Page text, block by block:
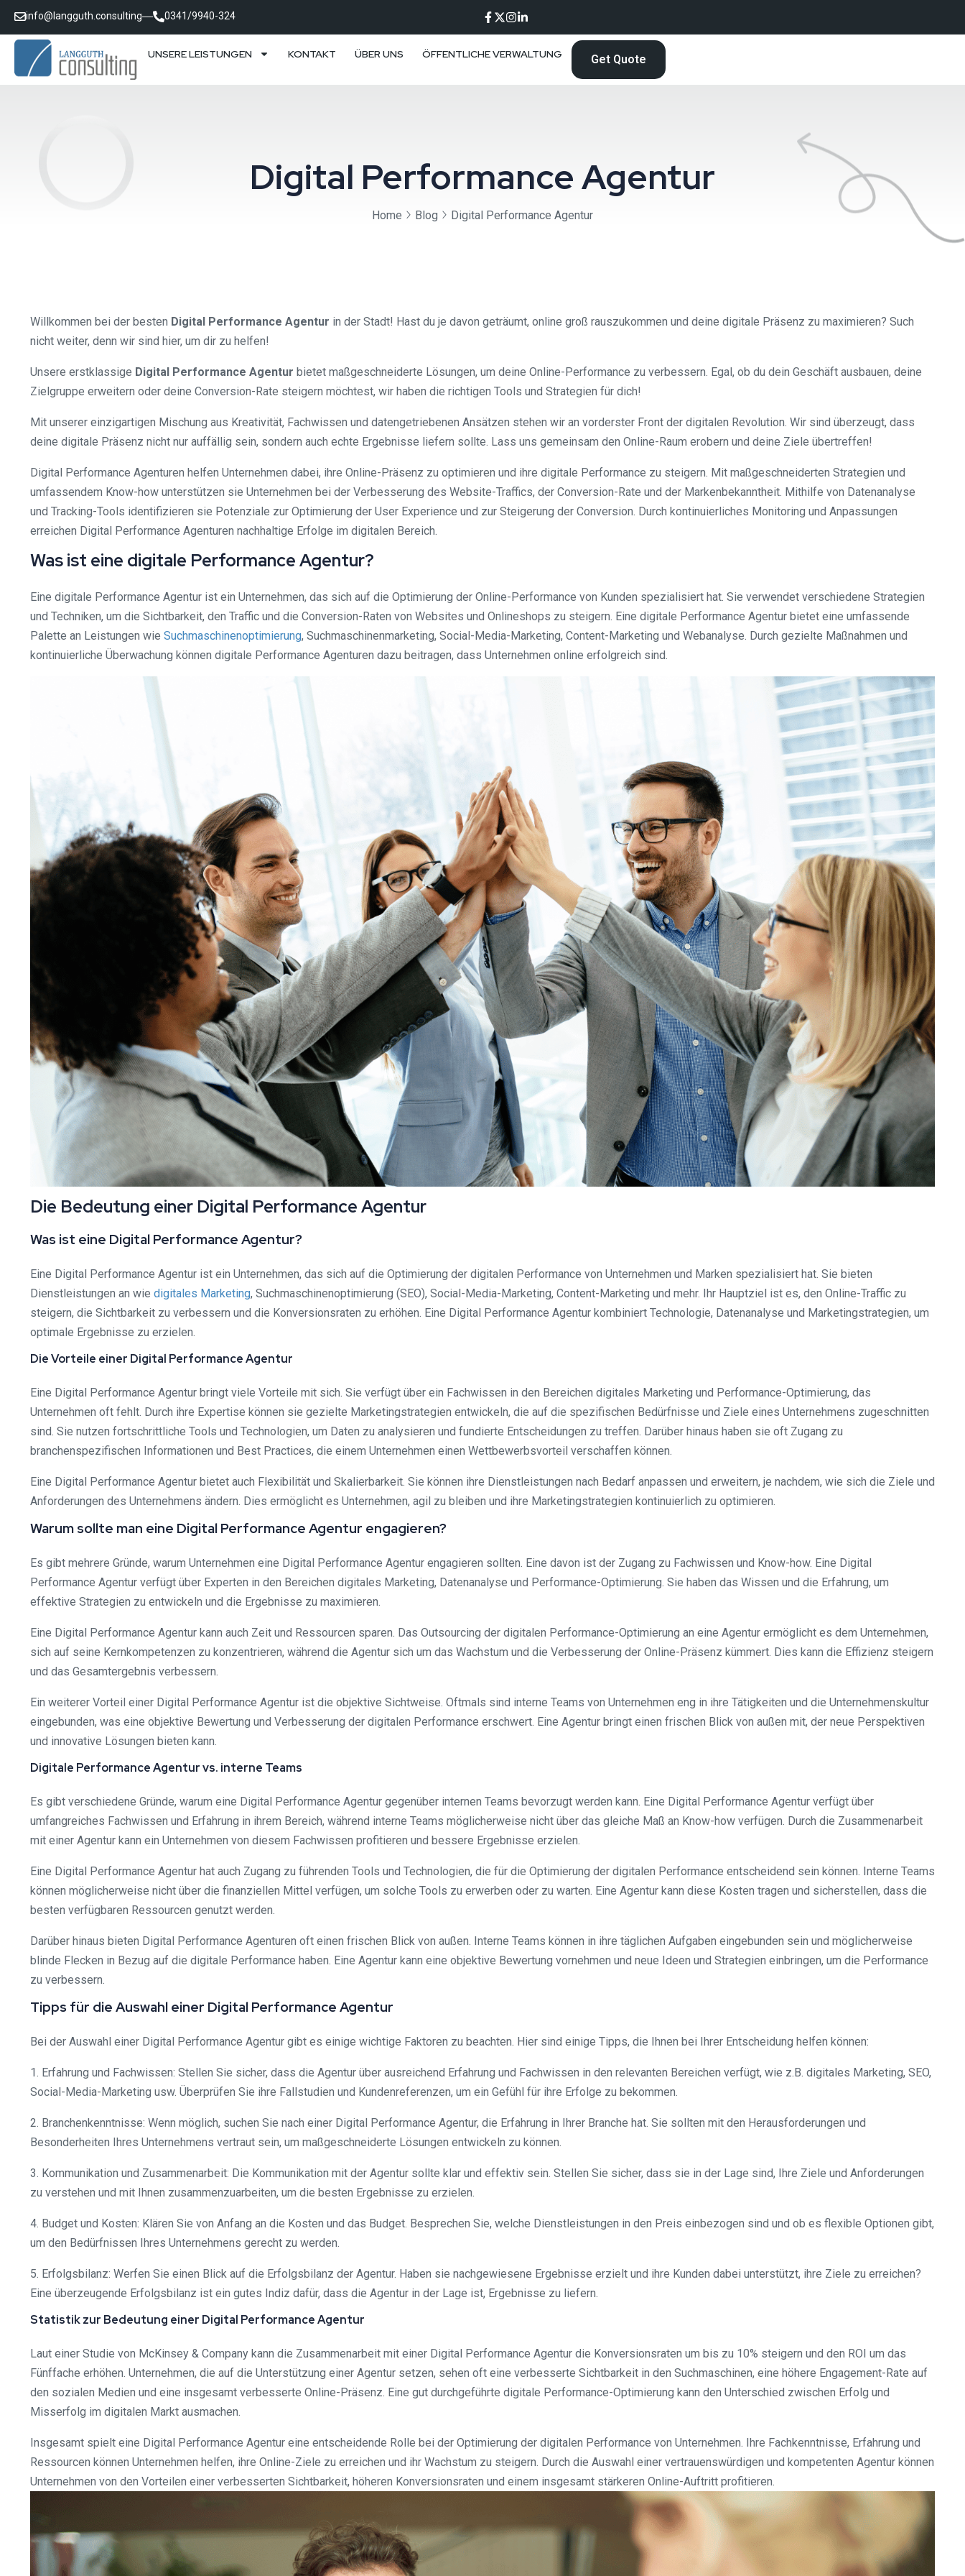
info@langguth.consulting 0341/9940-324
UNSERE LEISTUNGEN KONTAKT ÜBER UNS ÖFFENTLICHE VERWALTUNG Get Quote
Digital Performance Agentur
Home Blog Digital Performance Agentur
Willkommen bei der besten Digital Performance Agentur in der Stadt! Hast du je davon geträumt, online groß rauszukommen und deine digitale Präsenz zu maximieren? Such
nicht weiter, denn wir sind hier, um dir zu helfen!
Unsere erstklassige Digital Performance Agentur bietet maßgeschneiderte Lösungen, um deine Online-Performance zu verbessern. Egal, ob du dein Geschäft ausbauen, deine
Zielgruppe erweitern oder deine Conversion-Rate steigern möchtest, wir haben die richtigen Tools und Strategien für dich!
Mit unserer einzigartigen Mischung aus Kreativität, Fachwissen und datengetriebenen Ansätzen stehen wir an vorderster Front der digitalen Revolution. Wir sind überzeugt, dass
deine digitale Präsenz nicht nur auffällig sein, sondern auch echte Ergebnisse liefern sollte. Lass uns gemeinsam den Online-Raum erobern und deine Ziele übertreffen!
Digital Performance Agenturen helfen Unternehmen dabei, ihre Online-Präsenz zu optimieren und ihre digitale Performance zu steigern. Mit maßgeschneiderten Strategien und
umfassendem Know-how unterstützen sie Unternehmen bei der Verbesserung des Website-Traffics, der Conversion-Rate und der Markenbekanntheit. Mithilfe von Datenanalyse
und Tracking-Tools identifizieren sie Potenziale zur Optimierung der User Experience und zur Steigerung der Conversion. Durch kontinuierliches Monitoring und Anpassungen
erreichen Digital Performance Agenturen nachhaltige Erfolge im digitalen Bereich.
Was ist eine digitale Performance Agentur?
Eine digitale Performance Agentur ist ein Unternehmen, das sich auf die Optimierung der Online-Performance von Kunden spezialisiert hat. Sie verwendet verschiedene Strategien
und Techniken, um die Sichtbarkeit, den Traffic und die Conversion-Raten von Websites und Onlineshops zu steigern. Eine digitale Performance Agentur bietet eine umfassende
Palette an Leistungen wie Suchmaschinenoptimierung, Suchmaschinenmarketing, Social-Media-Marketing, Content-Marketing und Webanalyse. Durch gezielte Maßnahmen und
kontinuierliche Überwachung können digitale Performance Agenturen dazu beitragen, dass Unternehmen online erfolgreich sind.
Die Bedeutung einer Digital Performance Agentur
Was ist eine Digital Performance Agentur?
Eine Digital Performance Agentur ist ein Unternehmen, das sich auf die Optimierung der digitalen Performance von Unternehmen und Marken spezialisiert hat. Sie bieten
Dienstleistungen an wie digitales Marketing, Suchmaschinenoptimierung (SEO), Social-Media-Marketing, Content-Marketing und mehr. Ihr Hauptziel ist es, den Online-Traffic zu
steigern, die Sichtbarkeit zu verbessern und die Konversionsraten zu erhöhen. Eine Digital Performance Agentur kombiniert Technologie, Datenanalyse und Marketingstrategien, um
optimale Ergebnisse zu erzielen.
Die Vorteile einer Digital Performance Agentur
Eine Digital Performance Agentur bringt viele Vorteile mit sich. Sie verfügt über ein Fachwissen in den Bereichen digitales Marketing und Performance-Optimierung, das
Unternehmen oft fehlt. Durch ihre Expertise können sie gezielte Marketingstrategien entwickeln, die auf die spezifischen Bedürfnisse und Ziele eines Unternehmens zugeschnitten
sind. Sie nutzen fortschrittliche Tools und Technologien, um Daten zu analysieren und fundierte Entscheidungen zu treffen. Darüber hinaus haben sie oft Zugang zu
branchenspezifischen Informationen und Best Practices, die einem Unternehmen einen Wettbewerbsvorteil verschaffen können.
Eine Digital Performance Agentur bietet auch Flexibilität und Skalierbarkeit. Sie können ihre Dienstleistungen nach Bedarf anpassen und erweitern, je nachdem, wie sich die Ziele und
Anforderungen des Unternehmens ändern. Dies ermöglicht es Unternehmen, agil zu bleiben und ihre Marketingstrategien kontinuierlich zu optimieren.
Warum sollte man eine Digital Performance Agentur engagieren?
Es gibt mehrere Gründe, warum Unternehmen eine Digital Performance Agentur engagieren sollten. Eine davon ist der Zugang zu Fachwissen und Know-how. Eine Digital
Performance Agentur verfügt über Experten in den Bereichen digitales Marketing, Datenanalyse und Performance-Optimierung. Sie haben das Wissen und die Erfahrung, um
effektive Strategien zu entwickeln und die Ergebnisse zu maximieren.
Eine Digital Performance Agentur kann auch Zeit und Ressourcen sparen. Das Outsourcing der digitalen Performance-Optimierung an eine Agentur ermöglicht es dem Unternehmen,
sich auf seine Kernkompetenzen zu konzentrieren, während die Agentur sich um das Wachstum und die Verbesserung der Online-Präsenz kümmert. Dies kann die Effizienz steigern
und das Gesamtergebnis verbessern.
Ein weiterer Vorteil einer Digital Performance Agentur ist die objektive Sichtweise. Oftmals sind interne Teams von Unternehmen eng in ihre Tätigkeiten und die Unternehmenskultur
eingebunden, was eine objektive Bewertung und Verbesserung der digitalen Performance erschwert. Eine Agentur bringt einen frischen Blick von außen mit, der neue Perspektiven
und innovative Lösungen bieten kann.
Digitale Performance Agentur vs. interne Teams
Es gibt verschiedene Gründe, warum eine Digital Performance Agentur gegenüber internen Teams bevorzugt werden kann. Eine Digital Performance Agentur verfügt über
umfangreiches Fachwissen und Erfahrung in ihrem Bereich, während interne Teams möglicherweise nicht über das gleiche Maß an Know-how verfügen. Durch die Zusammenarbeit
mit einer Agentur kann ein Unternehmen von diesem Fachwissen profitieren und bessere Ergebnisse erzielen.
Eine Digital Performance Agentur hat auch Zugang zu führenden Tools und Technologien, die für die Optimierung der digitalen Performance entscheidend sein können. Interne Teams
können möglicherweise nicht über die finanziellen Mittel verfügen, um solche Tools zu erwerben oder zu warten. Eine Agentur kann diese Kosten tragen und sicherstellen, dass die
besten verfügbaren Ressourcen genutzt werden.
Darüber hinaus bieten Digital Performance Agenturen oft einen frischen Blick von außen. Interne Teams können in ihre täglichen Aufgaben eingebunden sein und möglicherweise
blinde Flecken in Bezug auf die digitale Performance haben. Eine Agentur kann eine objektive Bewertung vornehmen und neue Ideen und Strategien einbringen, um die Performance
zu verbessern.
Tipps für die Auswahl einer Digital Performance Agentur
Bei der Auswahl einer Digital Performance Agentur gibt es einige wichtige Faktoren zu beachten. Hier sind einige Tipps, die Ihnen bei Ihrer Entscheidung helfen können:
1. Erfahrung und Fachwissen: Stellen Sie sicher, dass die Agentur über ausreichend Erfahrung und Fachwissen in den relevanten Bereichen verfügt, wie z.B. digitales Marketing, SEO,
Social-Media-Marketing usw. Überprüfen Sie ihre Fallstudien und Kundenreferenzen, um ein Gefühl für ihre Erfolge zu bekommen.
2. Branchenkenntnisse: Wenn möglich, suchen Sie nach einer Digital Performance Agentur, die Erfahrung in Ihrer Branche hat. Sie sollten mit den Herausforderungen und
Besonderheiten Ihres Unternehmens vertraut sein, um maßgeschneiderte Lösungen entwickeln zu können.
3. Kommunikation und Zusammenarbeit: Die Kommunikation mit der Agentur sollte klar und effektiv sein. Stellen Sie sicher, dass sie in der Lage sind, Ihre Ziele und Anforderungen
zu verstehen und mit Ihnen zusammenzuarbeiten, um die besten Ergebnisse zu erzielen.
4. Budget und Kosten: Klären Sie von Anfang an die Kosten und das Budget. Besprechen Sie, welche Dienstleistungen in den Preis einbezogen sind und ob es flexible Optionen gibt,
um den Bedürfnissen Ihres Unternehmens gerecht zu werden.
5. Erfolgsbilanz: Werfen Sie einen Blick auf die Erfolgsbilanz der Agentur. Haben sie nachgewiesene Ergebnisse erzielt und ihre Kunden dabei unterstützt, ihre Ziele zu erreichen?
Eine überzeugende Erfolgsbilanz ist ein gutes Indiz dafür, dass die Agentur in der Lage ist, Ergebnisse zu liefern.
Statistik zur Bedeutung einer Digital Performance Agentur
Laut einer Studie von McKinsey & Company kann die Zusammenarbeit mit einer Digital Performance Agentur die Konversionsraten um bis zu 10% steigern und den ROI um das
Fünffache erhöhen. Unternehmen, die auf die Unterstützung einer Agentur setzen, sehen oft eine verbesserte Sichtbarkeit in den Suchmaschinen, eine höhere Engagement-Rate auf
den sozialen Medien und eine insgesamt verbesserte Online-Präsenz. Eine gut durchgeführte digitale Performance-Optimierung kann den Unterschied zwischen Erfolg und
Misserfolg im digitalen Markt ausmachen.
Insgesamt spielt eine Digital Performance Agentur eine entscheidende Rolle bei der Optimierung der digitalen Performance von Unternehmen. Ihre Fachkenntnisse, Erfahrung und
Ressourcen können Unternehmen helfen, ihre Online-Ziele zu erreichen und ihr Wachstum zu steigern. Durch die Auswahl einer vertrauenswürdigen und kompetenten Agentur können
Unternehmen von den Vorteilen einer verbesserten Sichtbarkeit, höheren Konversionsraten und einem insgesamt stärkeren Online-Auftritt profitieren.